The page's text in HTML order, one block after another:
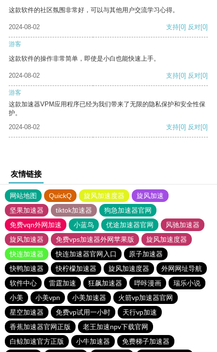
这款软件的社区氛围非常好，可以与其他用户交流学习心得。
2024-08-02 支持[0] 反对[0]
游客
这款软件的操作非常简单，即使是小白也能快速上手。
2024-08-02 支持[0] 反对[0]
游客
这款加速器VPM应用程序已经为我们带来了无限的隐私保护和安全性保
护。
2024-08-02
支持[0] 反对[0]
友情链接
网站地图 QuickQ 旋风加速度器
旋风加速
坚果加速器
tiktok加速器
狗急加速器官网
免费vqn外网加速
小蓝鸟 优途加速器官网
风驰加速器
旋风加速器
免费vps加速器外网苹果版
旋风加速度器
快连加速器
快连加速器官网入口
原子加速器
快鸭加速器
快柠檬加速器 旋风加速度器
外网网址导航
软件中心
雷霆加速 狂飙加速器 哔咔漫画
瑞乐小说
小美
小美vpn 小美加速器
火箭vp加速器官网
星空加速器
免费vp试用一小时
天行vp加速
香蕉加速器官网正版
老王加速npv下载官网
白鲸加速官方正版
小牛加速器 免费梯子加速器